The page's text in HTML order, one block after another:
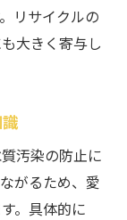
リサイクルの
大きく寄与し
汚染の防止に
がるため、愛
。具体的に